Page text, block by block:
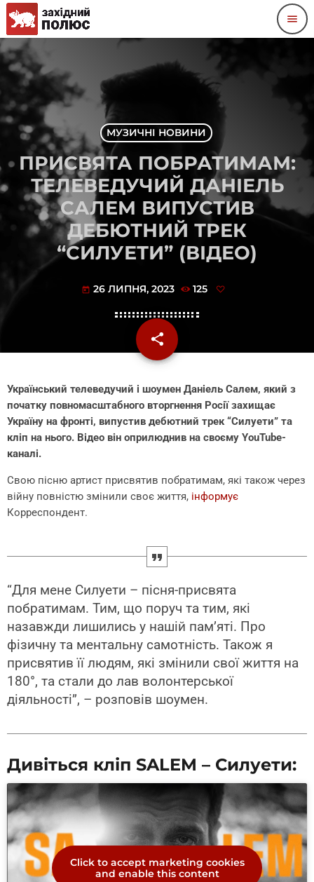
menu
МУЗИЧНІ НОВИНИ
ПРИСВЯТА ПОБРАТИМАМ:
ТЕЛЕВЕДУЧИЙ ДАНІЕЛЬ
САЛЕМ ВИПУСТИВ
ДЕБЮТНИЙ ТРЕК
“СИЛУЕТИ” (ВІДЕО)
today 26 ЛИПНЯ, 2023 125
share
email
Український телеведучий і шоумен Даніель Салем, який з
початку повномасштабного вторгнення Росії захищає
Україну на фронті, випустив дебютний трек “Силуети” та
кліп на нього. Відео він оприлюднив на своєму YouTube-
каналі.
Свою пісню артист присвятив побратимам, які також через
війну повністю змінили своє життя, інформує
Корреспондент.
“Для мене Силуети – пісня-присвята
побратимам. Тим, що поруч та тим, які
назавжди лишились у нашій пам’яті. Про
фізичну та ментальну самотність. Також я
присвятив її людям, які змінили свої життя на
180°, та стали до лав волонтерської
діяльності”, – розповів шоумен.
Дивіться кліп SALEM – Силуети:
Click to accept marketing cookies
and enable this content